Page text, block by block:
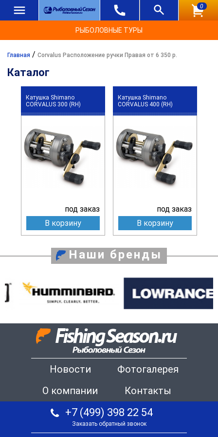
0
РЫБОЛОВНЫЕ ТУРЫ
Главная / Corvalus Расположение ручки Правая от 6 350 р.
Каталог
Катушка Shimano
CORVALUS 300 (RH)
под заказ
В корзину
Катушка Shimano
CORVALUS 400 (RH)
под заказ
В корзину
Наши бренды
Новости
Фотогалерея
О компании
Контакты
+7 (499) 398 22 54
Заказать обратный звонок